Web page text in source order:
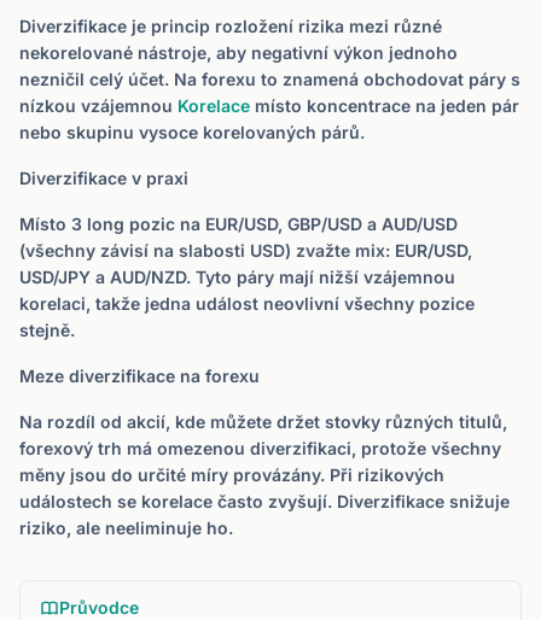
Diverzifikace je princip rozložení rizika mezi různé
nekorelované nástroje, aby negativní výkon jednoho
nezničil celý účet. Na forexu to znamená obchodovat páry s
nízkou vzájemnou Korelace místo koncentrace na jeden pár
nebo skupinu vysoce korelovaných párů.
Diverzifikace v praxi
Místo 3 long pozic na EUR/USD, GBP/USD a AUD/USD
(všechny závisí na slabosti USD) zvažte mix: EUR/USD,
USD/JPY a AUD/NZD. Tyto páry mají nižší vzájemnou
korelaci, takže jedna událost neovlivní všechny pozice
stejně.
Meze diverzifikace na forexu
Na rozdíl od akcií, kde můžete držet stovky různých titulů,
forexový trh má omezenou diverzifikaci, protože všechny
měny jsou do určité míry provázány. Při rizikových
událostech se korelace často zvyšují. Diverzifikace snižuje
riziko, ale neeliminuje ho.
Průvodce